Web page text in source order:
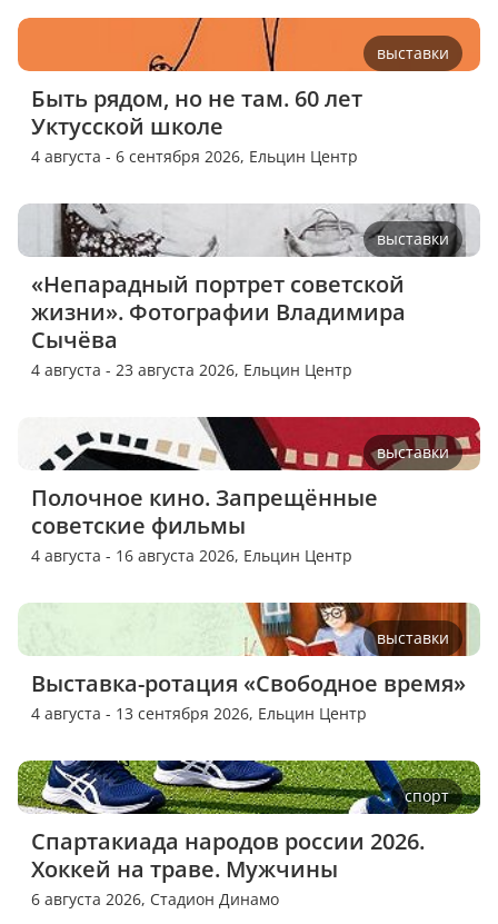
выставки
Быть рядом, но не там. 60 лет
Уктусской школе
4 августа - 6 сентября 2026, Ельцин Центр
выставки
«Непарадный портрет советской
жизни». Фотографии Владимира
Сычёва
4 августа - 23 августа 2026, Ельцин Центр
выставки
Полочное кино. Запрещённые
советские фильмы
4 августа - 16 августа 2026, Ельцин Центр
выставки
Выставка-ротация «Свободное время»
4 августа - 13 сентября 2026, Ельцин Центр
спорт
Спартакиада народов россии 2026.
Хоккей на траве. Мужчины
6 августа 2026, Стадион Динамо